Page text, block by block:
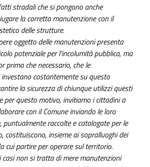
stradali che si pongono anche
la corretta manutenzione con il
delle strutture.
oggetto delle manutenzioni presenta
potenziale per l’incolumità pubblica, ma
prima che necessario, che le
costantemente su questo
la sicurezza di chiunque utilizzi questi
per questo motivo, invitiamo i cittadini a
con il Comune inviando le loro
puntualmente raccolte e catalogate per le
costituiscono, insieme ai sopralluoghi dei
cui partire per operare sul territorio.
non si tratta di mere manutenzioni